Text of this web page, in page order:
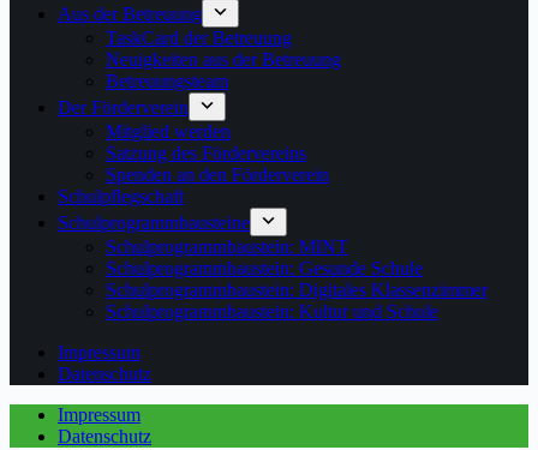
Aus der Betreuung
TaskCard der Betreuung
Neuigkeiten aus der Betreuung
Betreuungsteam
Der Förderverein
Mitglied werden
Satzung des Fördervereins
Spenden an den Förderverein
Schulpflegschaft
Schulprogrammbausteine
Schulprogrammbaustein: MINT
Schulprogrammbaustein: Gesunde Schule
Schulprogrammbaustein: Digitales Klassenzimmer
Schulprogrammbaustein: Kultur und Schule
Impressum
Datenschutz
Impressum
Datenschutz